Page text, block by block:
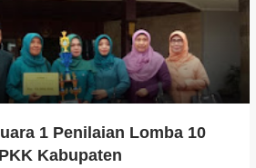
1 Penilaian Lomba 10
Kabupaten